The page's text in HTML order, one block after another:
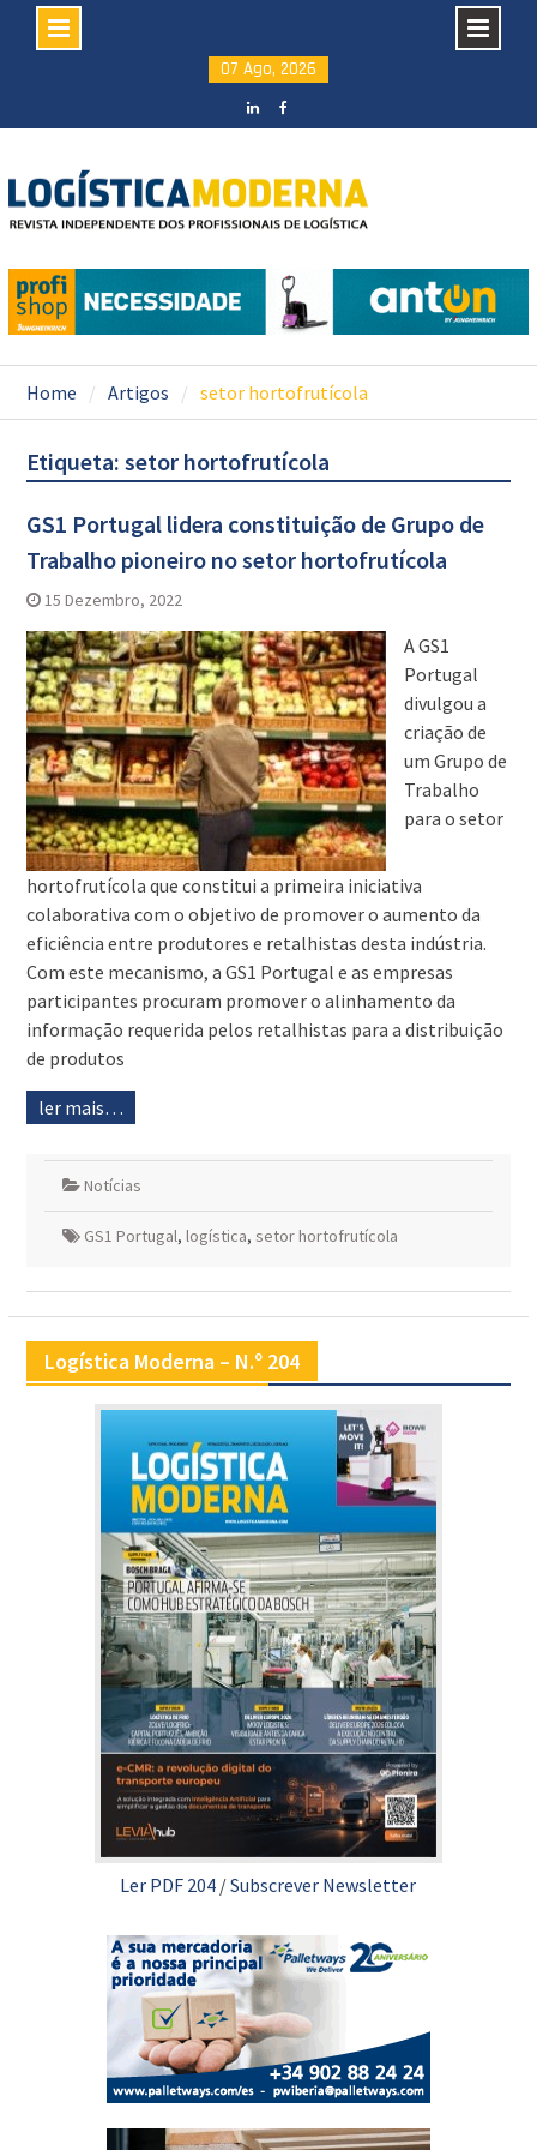
content
07 Ago, 2026
Home Artigos setor hortofrutícola
Etiqueta: setor hortofrutícola
GS1 Portugal lidera constituição de Grupo de
Trabalho pioneiro no setor hortofrutícola
15 Dezembro, 2022
A GS1
Portugal
divulgou a
criação de
um Grupo de
Trabalho
para o setor
hortofrutícola que constitui a primeira iniciativa
colaborativa com o objetivo de promover o aumento da
eficiência entre produtores e retalhistas desta indústria.
Com este mecanismo, a GS1 Portugal e as empresas
participantes procuram promover o alinhamento da
informação requerida pelos retalhistas para a distribuição
de produtos
ler mais…
Notícias
GS1 Portugal, logística, setor hortofrutícola
Logística Moderna – N.º 204
Ler PDF 204 /Subscrever Newsletter